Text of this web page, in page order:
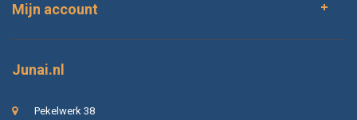
Mijn account
Junai.nl
Pekelwerk 38